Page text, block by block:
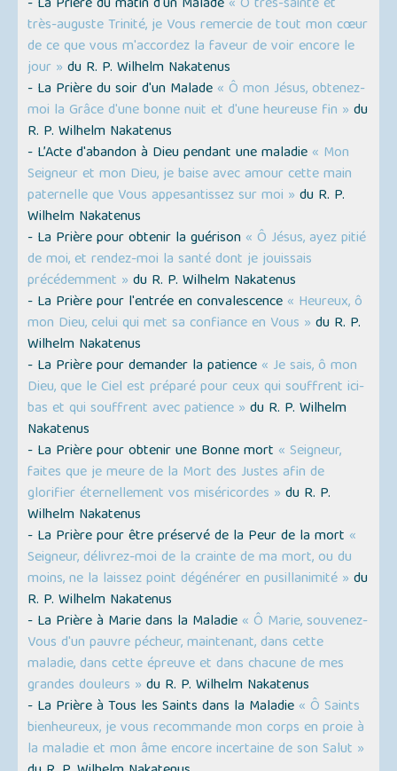
très-auguste Trinité, je Vous remercie de tout mon cœur
de ce que vous m'accordez la faveur de voir encore le
jour » du R. P. Wilhelm Nakatenus
- La Prière du soir d'un Malade « Ô mon Jésus, obtenez-
moi la Grâce d'une bonne nuit et d'une heureuse fin » du
R. P. Wilhelm Nakatenus
- L’Acte d'abandon à Dieu pendant une maladie « Mon
Seigneur et mon Dieu, je baise avec amour cette main
paternelle que Vous appesantissez sur moi » du R. P.
Wilhelm Nakatenus
- La Prière pour obtenir la guérison « Ô Jésus, ayez pitié
de moi, et rendez-moi la santé dont je jouissais
précédemment » du R. P. Wilhelm Nakatenus
- La Prière pour l'entrée en convalescence « Heureux, ô
mon Dieu, celui qui met sa confiance en Vous » du R. P.
Wilhelm Nakatenus
- La Prière pour demander la patience « Je sais, ô mon
Dieu, que le Ciel est préparé pour ceux qui souffrent ici-
bas et qui souffrent avec patience » du R. P. Wilhelm
Nakatenus
- La Prière pour obtenir une Bonne mort « Seigneur,
faites que je meure de la Mort des Justes afin de
glorifier éternellement vos miséricordes » du R. P.
Wilhelm Nakatenus
- La Prière pour être préservé de la Peur de la mort «
Seigneur, délivrez-moi de la crainte de ma mort, ou du
moins, ne la laissez point dégénérer en pusillanimité » du
R. P. Wilhelm Nakatenus
- La Prière à Marie dans la Maladie « Ô Marie, souvenez-
Vous d'un pauvre pécheur, maintenant, dans cette
maladie, dans cette épreuve et dans chacune de mes
grandes douleurs » du R. P. Wilhelm Nakatenus
- La Prière à Tous les Saints dans la Maladie « Ô Saints
bienheureux, je vous recommande mon corps en proie à
la maladie et mon âme encore incertaine de son Salut »